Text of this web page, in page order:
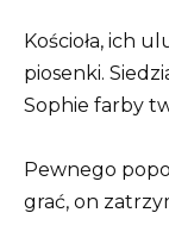
Kościoła, ich
piosenki.
Sophie farby
Pewnego
grać, on